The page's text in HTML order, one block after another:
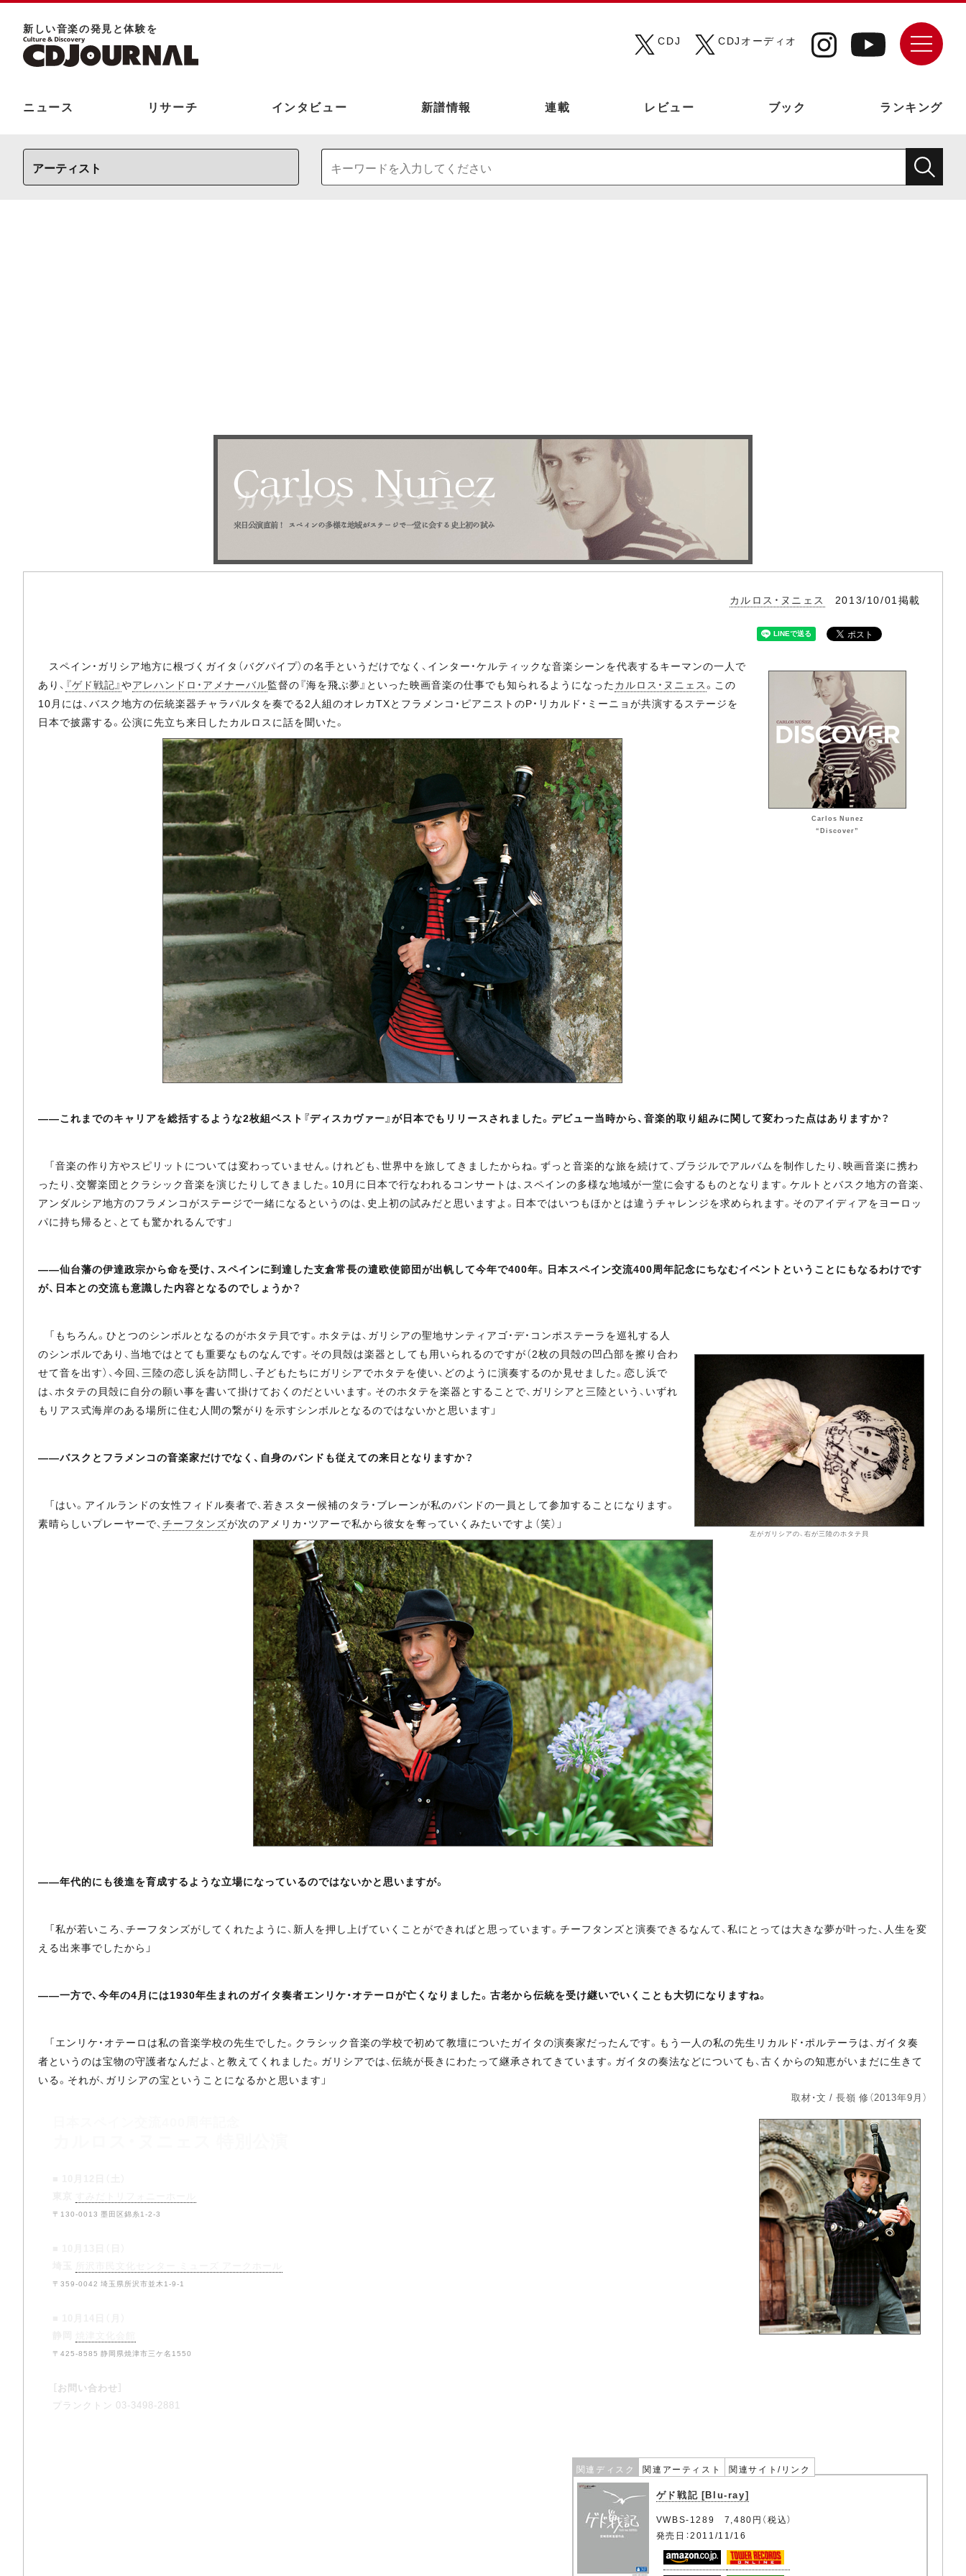
新しい⾳楽の発⾒と体験を
CDJ
CDJオーディオ
ニュース リサーチ インタビュー 新譜情報 連載 レビュー ブック ランキング
カルロス・ヌニェス 2013/10/01掲載
Carlos Nunez
“Discover”
スペイン・ガリシア地方に根づくガイタ（バグパイプ）の名手というだけでなく、インター・ケルティックな音楽シーンを代表するキーマンの一人で
あり、 『ゲド戦記』やアレハンドロ・アメナーバル監督の『海を飛ぶ夢』といった映画音楽の仕事でも知られるようになったカルロス・ヌニェス。この
10月には、バスク地方の伝統楽器チャラパルタを奏でる2人組のオレカTXとフラメンコ・ピアニストのP・リカルド・ミーニョが共演するステージを
日本で披露する。公演に先立ち来日したカルロスに話を聞いた。
――これまでのキャリアを総括するような2枚組ベスト『ディスカヴァー』が日本でもリリースされました。デビュー当時から、音楽的取り組みに関して変わった点はありますか？
「音楽の作り方やスピリットについては変わっていません。けれども、世界中を旅してきましたからね。ずっと音楽的な旅を続けて、ブラジルでアルバムを制作したり、映画音楽に携わ
ったり、交響楽団とクラシック音楽を演じたりしてきました。10月に日本で行なわれるコンサートは、スペインの多様な地域が一堂に会するものとなります。ケルトとバスク地方の音楽、
アンダルシア地方のフラメンコがステージで一緒になるというのは、史上初の試みだと思いますよ。日本ではいつもほかとは違うチャレンジを求められます。そのアイディアをヨーロッ
パに持ち帰ると、とても驚かれるんです」
――仙台藩の伊達政宗から命を受け、スペインに到達した支倉常長の遣欧使節団が出帆して今年で400年。日本スペイン交流400周年記念にちなむイベントということにもなるわけです
が、日本との交流も意識した内容となるのでしょうか？
左がガリシアの、右が三陸のホタテ貝
「もちろん。ひとつのシンボルとなるのがホタテ貝です。ホタテは、ガリシアの聖地サンティアゴ・デ・コンポステーラを巡礼する人
のシンボルであり、当地ではとても重要なものなんです。その貝殻は楽器としても用いられるのですが（2枚の貝殻の凹凸部を擦り合わ
せて音を出す）、今回、三陸の恋し浜を訪問し、子どもたちにガリシアでホタテを使い、どのように演奏するのか見せました。恋し浜で
は、ホタテの貝殻に自分の願い事を書いて掛けておくのだといいます。そのホタテを楽器とすることで、ガリシアと三陸という、いずれ
もリアス式海岸のある場所に住む人間の繋がりを示すシンボルとなるのではないかと思います」
――バスクとフラメンコの音楽家だけでなく、自身のバンドも従えての来日となりますか？
「はい。アイルランドの女性フィドル奏者で、若きスター候補のタラ・ブレーンが私のバンドの一員として参加することになります。
素晴らしいプレーヤーで、チーフタンズが次のアメリカ・ツアーで私から彼女を奪っていくみたいですよ（笑）」
――年代的にも後進を育成するような立場になっているのではないかと思いますが。
「私が若いころ、チーフタンズがしてくれたように、新人を押し上げていくことができればと思っています。チーフタンズと演奏できるなんて、私にとっては大きな夢が叶った、人生を変
える出来事でしたから」
――一方で、今年の4月には1930年生まれのガイタ奏者エンリケ・オテーロが亡くなりました。古老から伝統を受け継いでいくことも大切になりますね。
「エンリケ・オテーロは私の音楽学校の先生でした。クラシック音楽の学校で初めて教壇についたガイタの演奏家だったんです。もう一人の私の先生リカルド・ポルテーラは、ガイタ奏
者というのは宝物の守護者なんだよ、と教えてくれました。ガリシアでは、伝統が長きにわたって継承されてきています。ガイタの奏法などについても、古くからの知恵がいまだに生きて
いる。それが、ガリシアの宝ということになるかと思います」
取材・文 / 長嶺 修（2013年9月）
〒130-0013 墨田区錦糸1-2-3
〒359-0042 埼玉県所沢市並木1-9-1
〒425-8585 静岡県焼津市三ケ名1550
［お問い合わせ］
プランクトン 03-3498-2881
関連ディスク 関連アーティスト 関連サイト/リンク
ゲド戦記 [Blu-ray]
VWBS-1289 7,480円（税込）
発売日：2011/11/16